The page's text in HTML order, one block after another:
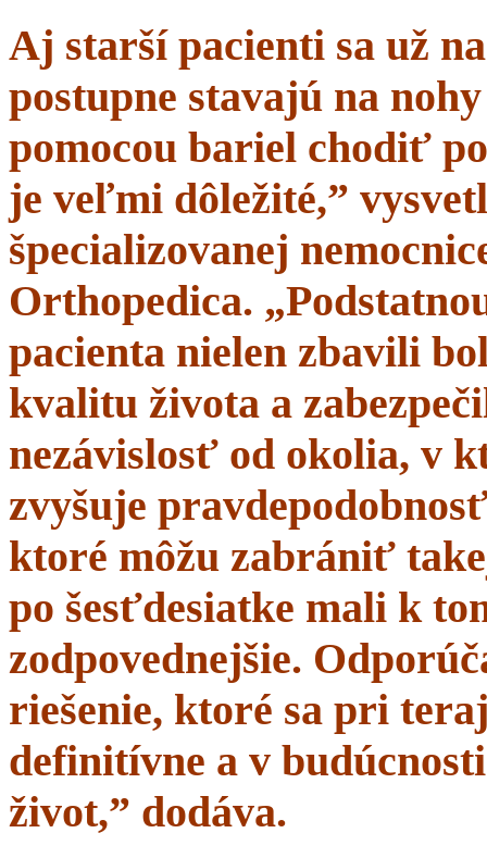
Aj starší pacienti sa už
postupne stavajú na
pomocou bariel chodiť
je veľmi dôležité,”
špecializovanej
Orthopedica.
pacienta nielen zbavili
kvalitu života a
nezávislosť od okolia, v
zvyšuje
ktoré môžu zabrániť
po šesťdesiatke mali k
zodpovednejšie.
riešenie, ktoré sa pri
definitívne a v
život,” dodáva.